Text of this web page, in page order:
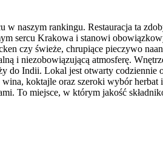
sercu Krakowa i stanowi
czy świeże, chrupiące pieczywo
i niezobowiązującą atmosferę.
Indii. Lokal jest otwarty codziennie
koktajle oraz szeroki wybór herbat
To miejsce, w którym jakość